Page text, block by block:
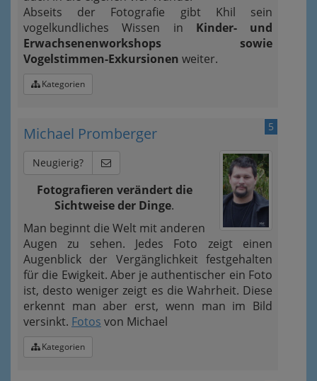
Abseits der Fotografie gibt Khil sein
vogelkundliches Wissen in Kinder- und
Erwachsenenworkshops sowie
Vogelstimmen-Exkursionen weiter.
Kategorien
5
Michael Promberger
Neugierig?
Fotografieren verändert die
Sichtweise der Dinge.
Man beginnt die Welt mit anderen
Augen zu sehen. Jedes Foto zeigt einen
Augenblick der Vergänglichkeit festgehalten
für die Ewigkeit. Aber je authentischer ein Foto
ist, desto weniger zeigt es die Wahrheit. Diese
erkennt man aber erst, wenn man im Bild
versinkt. Fotos von Michael
Kategorien